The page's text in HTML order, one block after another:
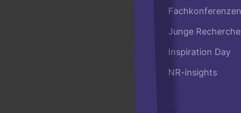
Fachkonferenzen
Junge Recherche
Inspiration Day
NR-insights